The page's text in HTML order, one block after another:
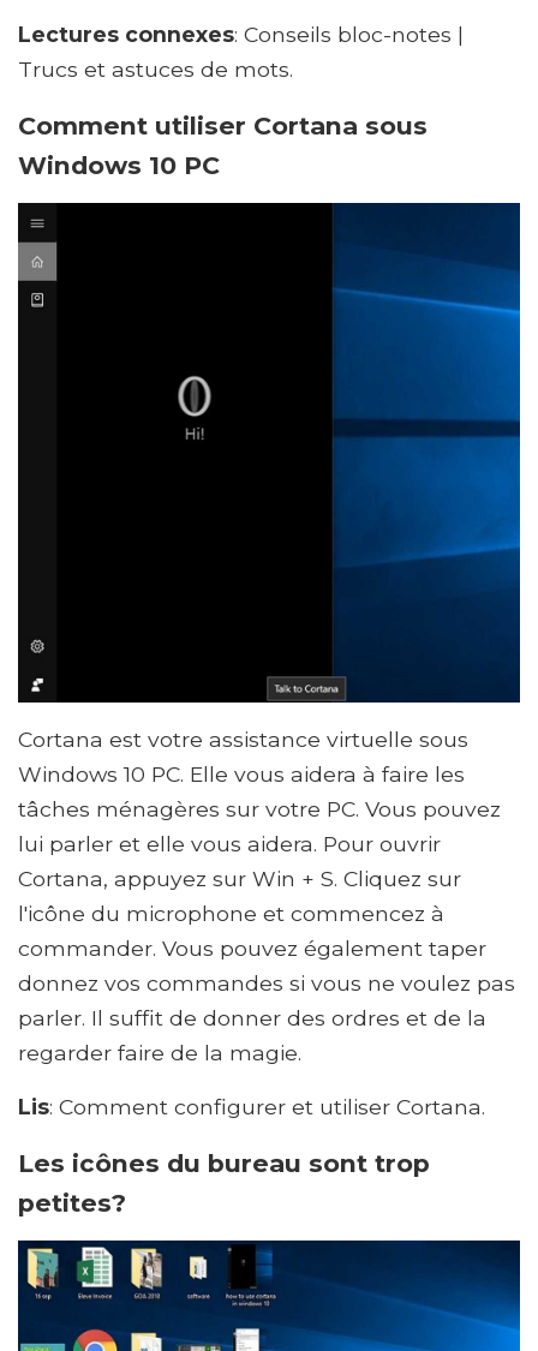
Lectures connexes: Conseils bloc-notes |
Trucs et astuces de mots.
Comment utiliser Cortana sous
Windows 10 PC
Cortana est votre assistance virtuelle sous
Windows 10 PC. Elle vous aidera à faire les
tâches ménagères sur votre PC. Vous pouvez
lui parler et elle vous aidera. Pour ouvrir
Cortana, appuyez sur Win + S. Cliquez sur
l'icône du microphone et commencez à
commander. Vous pouvez également taper
donnez vos commandes si vous ne voulez pas
parler. Il suffit de donner des ordres et de la
regarder faire de la magie.
Lis: Comment configurer et utiliser Cortana.
Les icônes du bureau sont trop
petites?